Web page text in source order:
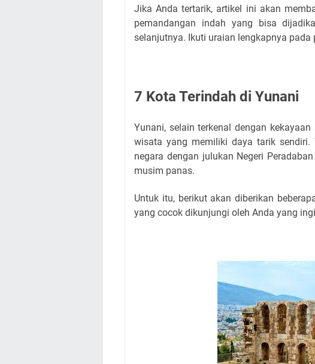
Jika Anda tertarik, artikel ini akan
pemandangan indah yang bisa
selanjutnya. Ikuti uraian lengkapnya pada
7 Kota Terindah di Yunani
Yunani, selain terkenal dengan
wisata yang memiliki daya tarik
negara dengan julukan Negeri
musim panas.
Untuk itu, berikut akan diberikan
yang cocok dikunjungi oleh Anda yang